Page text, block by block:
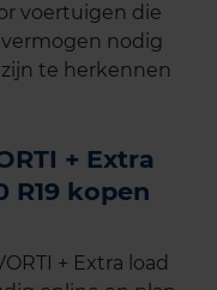
voertuigen die
nodig
te herkennen
+ Extra
R19 kopen
+ Extra load